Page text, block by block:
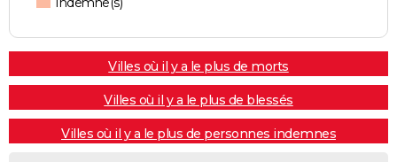
Villes où il y a le plus de morts
Villes où il y a le plus de blessés
Villes où il y a le plus de personnes indemnes